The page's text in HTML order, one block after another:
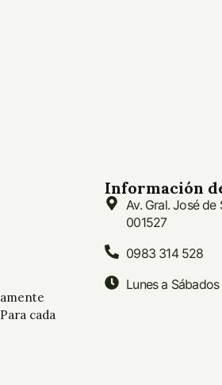
cada
Información
Av. Gral. José de
001527
0983 314 528
Lunes a